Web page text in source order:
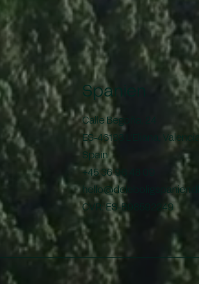
Spanien
Calle Begoña, 24
ES-46183 L'Eliana, Valencia
Spain
+45 36 96 48 09
hello@deleboligspanien.dk
CVR: ES-B98592249